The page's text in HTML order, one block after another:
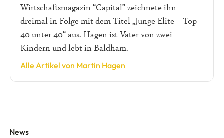
Wirtschaftsmagazin “Capital” zeichnete ihn
dreimal in Folge mit dem Titel „Junge Elite – Top
40 unter 40“ aus. Hagen ist Vater von zwei
Kindern und lebt in Baldham.
Alle Artikel von Martin Hagen
News